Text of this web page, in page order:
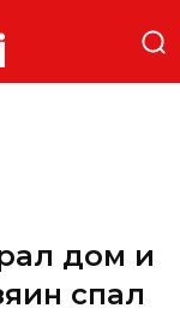
дом и
спал